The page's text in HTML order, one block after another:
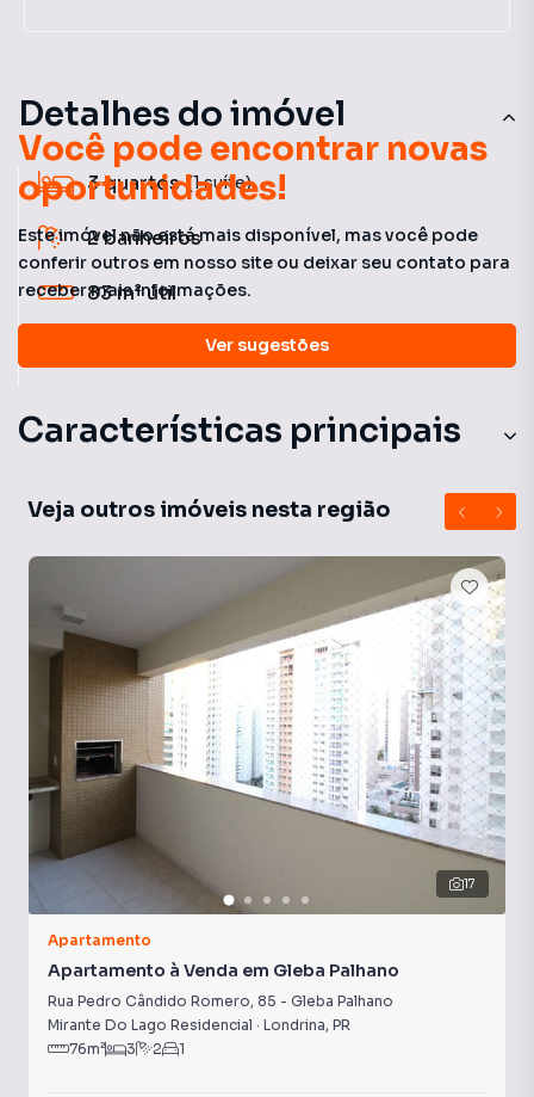
Você pode encontrar novas
oportunidades!
Este imóvel não está mais disponível, mas você pode
conferir outros em nosso site ou deixar seu contato para
receber mais informações.
Ver sugestões
Detalhes do imóvel
3quartos (1 suíte)
2banheiros
83 m²útil
Características principais
Quadra Poliesportiva
Portaria 24h
Sala de Academia
Veja outros imóveis nesta região
17
Apartamento
Apartamento à Venda em Gleba Palhano
Rua Pedro Cândido Romero, 85 - Gleba Palhano
Mirante Do Lago Residencial · Londrina, PR
76m² 3 2 1